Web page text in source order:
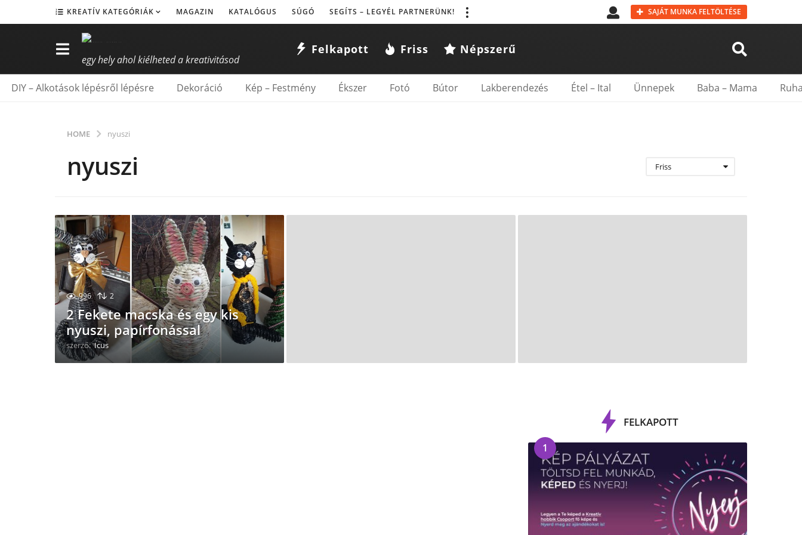
KREATÍV KATEGÓRIÁK MAGAZIN KATALÓGUS SÚGÓ SEGÍTS – LEGYÉL PARTNERÜNK! SAJÁT MUNKA FELTÖLTÉSE
egy hely ahol kiélheted a kreativitásod
Felkapott Friss Népszerű
DIY – Alkotások lépésről lépésre Dekoráció Kép – Festmény Ékszer Fotó Bútor Lakberendezés Étel – Ital Ünnepek Baba – Mama
HOME nyuszi
nyuszi Friss
996 2
2 Fekete macska és egy kis
nyuszi, papírfonással
szerző: Icus
FELKAPOTT
1